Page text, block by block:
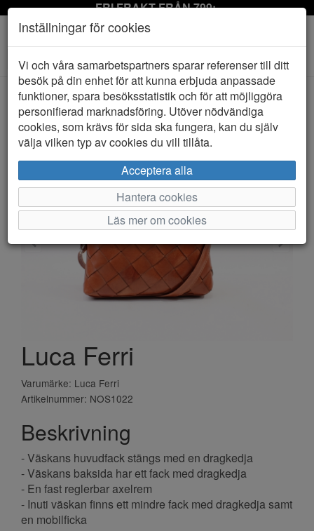
FRI FRAKT FRÅN 799:-
Toggle
navigation
HEM LUCA FERRI
Luca Ferri
Varumärke: Luca Ferri
Artikelnummer: NOS1022
Beskrivning
- Väskans huvudfack stängs med en dragkedja
- Väskans baksida har ett fack med dragkedja
- En fast reglerbar axelrem
- Inuti väskan finns ett mindre fack med dragkedja samt
en mobilficka
Inställningar för cookies
Vi och våra samarbetspartners sparar referenser till ditt
besök på din enhet för att kunna erbjuda anpassade
funktioner, spara besöksstatistik och för att möjliggöra
personifierad marknadsföring. Utöver nödvändiga
cookies, som krävs för sida ska fungera, kan du själv
välja vilken typ av cookies du vill tillåta.
Acceptera alla
Hantera cookies
Läs mer om cookies